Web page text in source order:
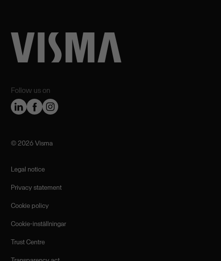
Follow us on
©️ 2026 Visma
Legal notice
Privacy statement
Cookie policy
Cookie-inställningar
Trust Centre